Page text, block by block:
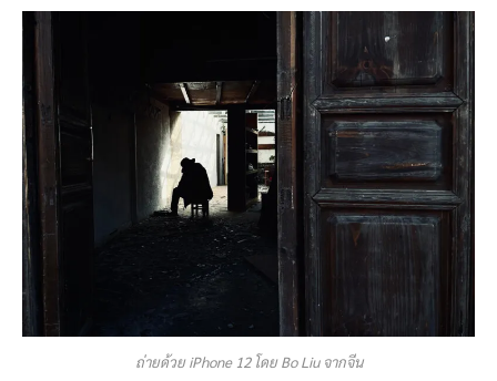
ถ่ายด้วย iPhone 12 โดย Bo Liu จากจีน